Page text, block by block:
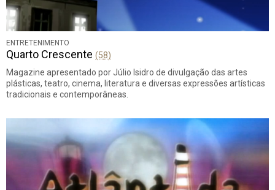
ENTRETENIMENTO
Quarto Crescente (58)
Magazine apresentado por Júlio Isidro de divulgação das artes
plásticas, teatro, cinema, literatura e diversas expressões artísticas
tradicionais e contemporâneas.